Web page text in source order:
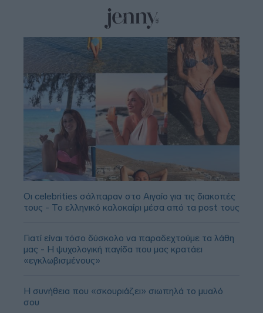
Οι celebrities σάλπαραν στο Αιγαίο για τις διακοπές
τους - Το ελληνικό καλοκαίρι μέσα από τα post τους
Γιατί είναι τόσο δύσκολο να παραδεχτούμε τα λάθη
μας - Η ψυχολογική παγίδα που μας κρατάει
«εγκλωβισμένους»
Η συνήθεια που «σκουριάζει» σιωπηλά το μυαλό
σου